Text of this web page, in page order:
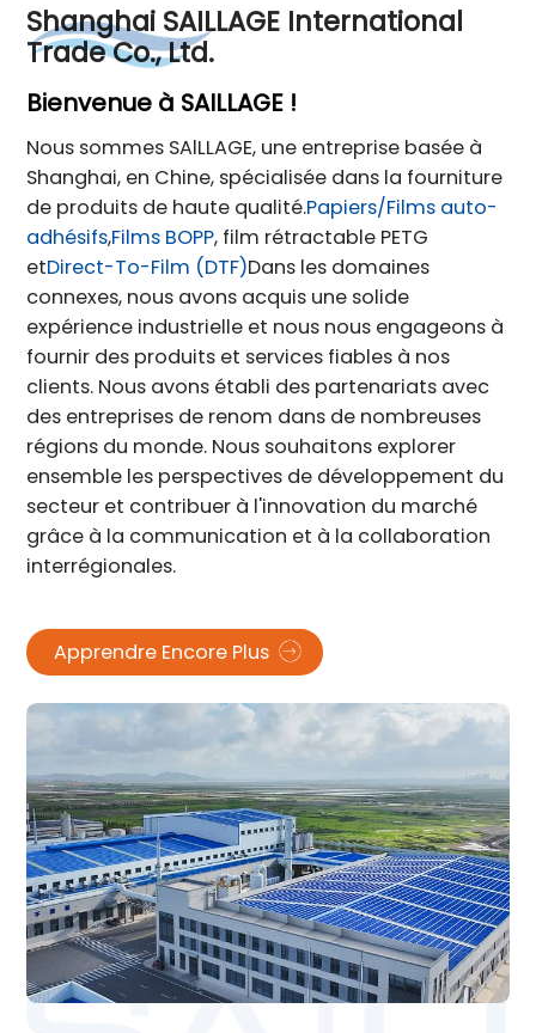
Shanghai SAILLAGE International
Trade Co., Ltd.
Bienvenue à SAILLAGE !
Nous sommes SAlLLAGE, une entreprise basée à
Shanghai, en Chine, spécialisée dans la fourniture
de produits de haute qualité.Papiers/Films auto-
adhésifs,Films BOPP, film rétractable PETG
etDirect-To-Film (DTF)Dans les domaines
connexes, nous avons acquis une solide
expérience industrielle et nous nous engageons à
fournir des produits et services fiables à nos
clients. Nous avons établi des partenariats avec
des entreprises de renom dans de nombreuses
régions du monde. Nous souhaitons explorer
ensemble les perspectives de développement du
secteur et contribuer à l'innovation du marché
grâce à la communication et à la collaboration
interrégionales.
Apprendre Encore Plus